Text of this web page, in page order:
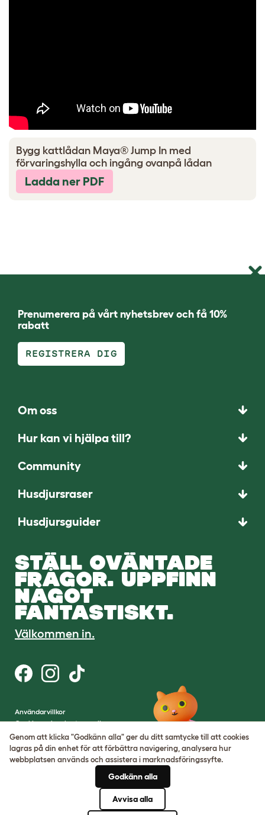
Bygg kattlådan Maya® Jump In med
förvaringshylla och ingång ovanpå lådan
Ladda ner PDF
Prenumerera på vårt nyhetsbrev och få 10%
rabatt
REGISTRERA DIG
Om oss
Hur kan vi hjälpa till?
Community
Husdjursraser
Husdjursguider
STÄLL OVÄNTADE
FRÅGOR. UPPFINN
NÅGOT
FANTASTISKT.
Välkommen in.
Användarvillkor
Cookies och sekretesspolicy
Cookie Settings
Hemsidekarta
VAT-nummer: SE502080795301
Genom att klicka "Godkänn alla" ger du ditt samtycke till att cookies
lagras på din enhet för att förbättra navigering, analysera hur
webbplatsen används och assistera i marknadsföringssyfte.
Godkänn alla
Avvisa alla